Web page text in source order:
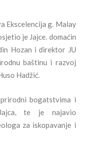
Ekscelencija g. Malay
je Jajce. domaćin
Hozan i direktor JU
baštinu i razvoj
Hadžić.
bogatstvima i
te je najavio
za iskopavanje i